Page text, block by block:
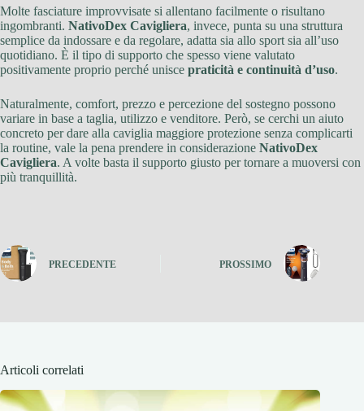
Molte fasciature improvvisate si allentano facilmente o risultano
ingombranti. NativoDex Cavigliera, invece, punta su una struttura
semplice da indossare e da regolare, adatta sia allo sport sia all’uso
quotidiano. È il tipo di supporto che spesso viene valutato
positivamente proprio perché unisce praticità e continuità d’uso.
Naturalmente, comfort, prezzo e percezione del sostegno possono
variare in base a taglia, utilizzo e venditore. Però, se cerchi un aiuto
concreto per dare alla caviglia maggiore protezione senza complicarti
la routine, vale la pena prendere in considerazione NativoDex
Cavigliera. A volte basta il supporto giusto per tornare a muoversi con
più tranquillità.
PRECEDENTE PROSSIMO
Articoli correlati